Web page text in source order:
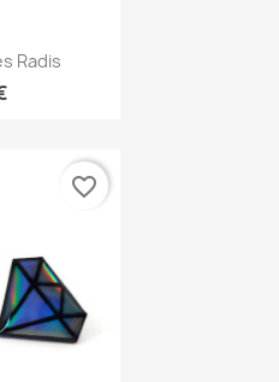
Radis
favorite_border